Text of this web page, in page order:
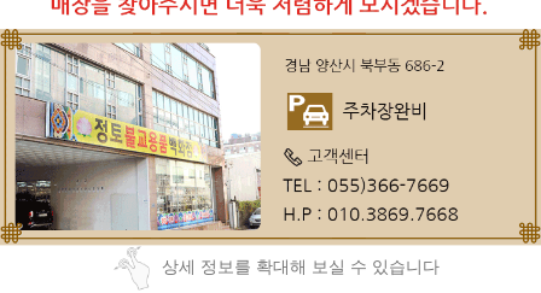
상세 정보를 확대해 보실 수 있습니다